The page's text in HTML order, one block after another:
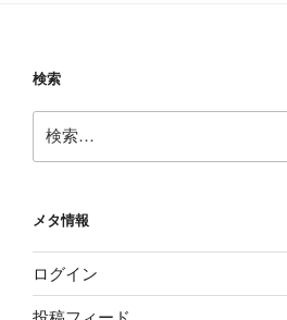
検索
索:
メタ情報
ログイン